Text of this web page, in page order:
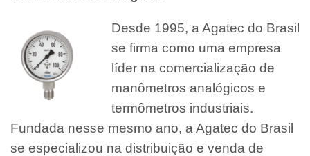
Desde 1995, a Agatec do Brasil
se firma como uma empresa
líder na comercialização de
manômetros analógicos e
termômetros industriais.
Fundada nesse mesmo ano, a Agatec do Brasil
se especializou na distribuição e venda de